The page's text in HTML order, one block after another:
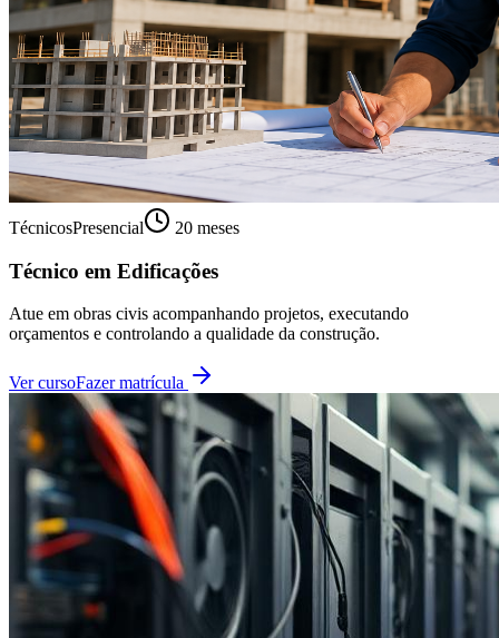
TécnicosPresencial 20 meses
Técnico em Edificações
Atue em obras civis acompanhando projetos, executando
orçamentos e controlando a qualidade da construção.
Ver cursoFazer matrícula